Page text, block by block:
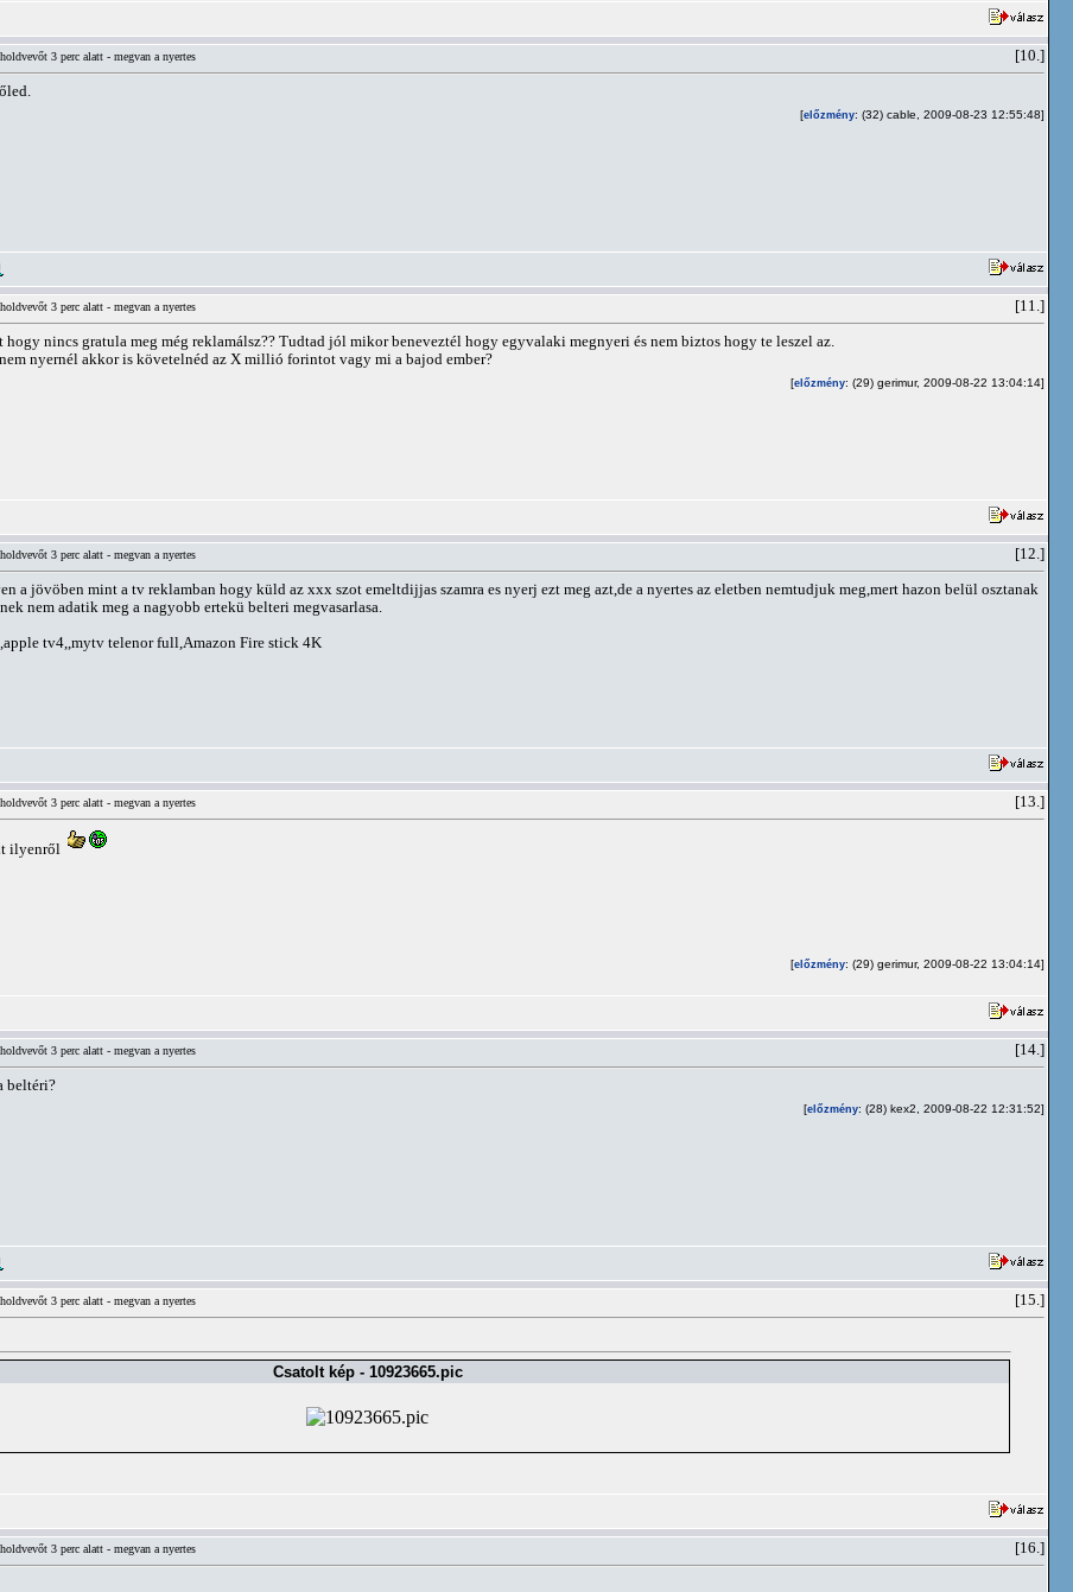
3 perc alatt - megvan a nyertes [10.]
[előzmény: (32) cable, 2009-08-23 12:55:48]
3 perc alatt - megvan a nyertes [11.]
nincs gratula meg még reklamálsz?? Tudtad jól mikor beneveztél hogy egyvalaki megnyeri és nem biztos hogy te leszel az.
nyernél akkor is követelnéd az X millió forintot vagy mi a bajod ember?
[előzmény: (29) gerimur, 2009-08-22 13:04:14]
3 perc alatt - megvan a nyertes [12.]
a jövöben mint a tv reklamban hogy küld az xxx szot emeltdijjas szamra es nyerj ezt meg azt,de a nyertes az eletben nemtudjuk meg,mert hazon belül osztanak
nem adatik meg a nagyobb ertekü belteri megvasarlasa.
tv4,,mytv telenor full,Amazon Fire stick 4K
3 perc alatt - megvan a nyertes [13.]
ilyenről
[előzmény: (29) gerimur, 2009-08-22 13:04:14]
3 perc alatt - megvan a nyertes [14.]
beltéri?
[előzmény: (28) kex2, 2009-08-22 12:31:52]
3 perc alatt - megvan a nyertes [15.]
Csatolt kép - 10923665.pic
3 perc alatt - megvan a nyertes [16.]